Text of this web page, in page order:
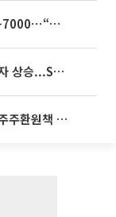
[주간증시전망] 다음주 코스피 6000~7000⋯“外人 수급은 정책이 변수”
뉴욕증시, 연준 금리인상 기대감 꺾이자 상승...S&P500 사상 최고치 [종합]
SK하이닉스, 분기배당 375원 확정…주주환원책 9월로 앞당겨 발표